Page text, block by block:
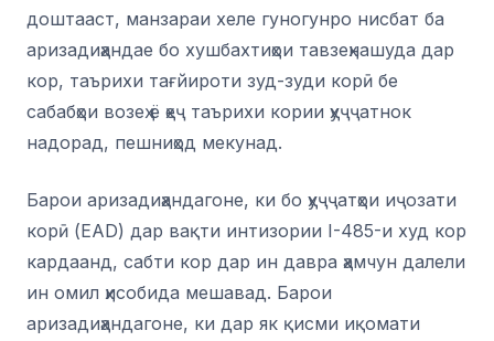
доштааст, манзараи хеле гуногунро нисбат ба
аризадиҳандае бо хушбахтиҳои тавзеҳнашуда дар
кор, таърихи тағйироти зуд-зуди корӣ бе
сабабҳои возеҳ ё ҳеҷ таърихи кории ҳуҷҷатнок
надорад, пешниҳод мекунад.
Барои аризадиҳандагоне, ки бо ҳуҷҷатҳои иҷозати
корӣ (EAD) дар вақти интизории I-485-и худ кор
кардаанд, сабти кор дар ин давра ҳамчун далели
ин омил ҳисобида мешавад. Барои
аризадиҳандагоне, ки дар як қисми иқомати